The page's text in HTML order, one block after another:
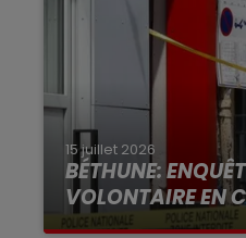
15 juillet 2026
BÉTHUNE:
VOLONTAIRE EN
Selon les premiers